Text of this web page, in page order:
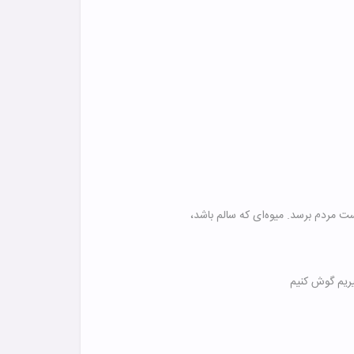
مردم برسد. میوه‌ای که سالم باشد،